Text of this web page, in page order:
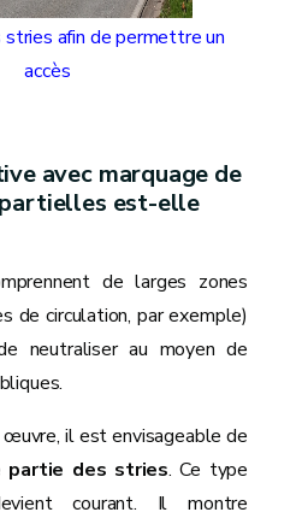
afin de permettre un
accès
avec marquage de
est-elle
de larges zones
de circulation, par exemple)
neutraliser au moyen de
il est envisageable de
partie des stries. Ce type
courant. Il montre